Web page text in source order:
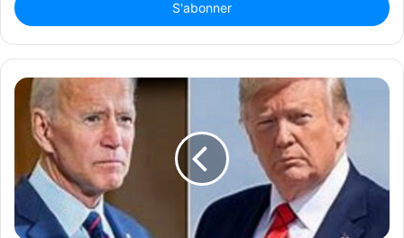
Email